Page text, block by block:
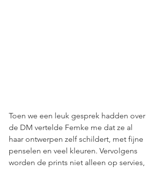
Toen we een leuk gesprek hadden over
de DM vertelde Femke me dat ze al
haar ontwerpen zelf schildert, met fijne
penselen en veel kleuren. Vervolgens
worden de prints niet alleen op servies,